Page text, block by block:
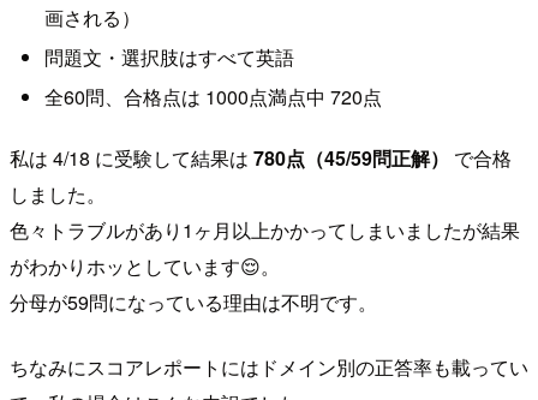
画される）
問題文・選択肢はすべて英語
全60問、合格点は 1000点満点中 720点
私は 4/18 に受験して結果は 780点（45/59問正解）
で合格
しました。
色々トラブルがあり1ヶ月以上かかってしまいましたが結果
がわかりホッとしています😌。
分母が59問になっている理由は不明です。
ちなみにスコアレポートにはドメイン別の正答率も載ってい